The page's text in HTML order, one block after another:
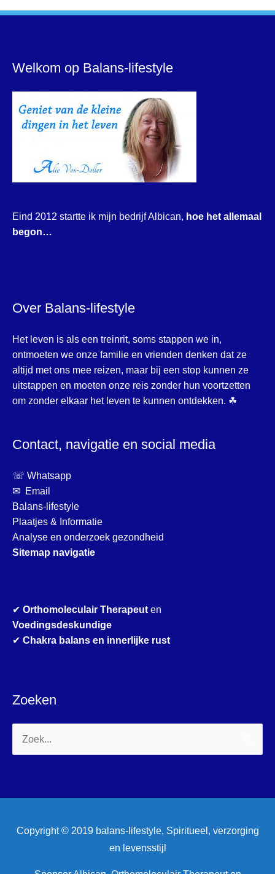
Welkom op Balans-lifestyle
Eind 2012 startte ik mijn bedrijf Albican, hoe het allemaal
begon…
Over Balans-lifestyle
Het leven is als een treinrit, soms stappen we in,
ontmoeten we onze familie en vrienden denken dat ze
altijd met ons mee reizen, maar bij een stop kunnen ze
uitstappen en moeten onze reis zonder hun voortzetten
om zonder elkaar het leven te kunnen ontdekken. ☘
Contact, navigatie en social media
☏ Whatsapp
✉ Email
Balans-lifestyle
Plaatjes & Informatie
Analyse en onderzoek gezondheid
Sitemap navigatie
✔ Orthomoleculair Therapeut en
Voedingsdeskundige
✔ Chakra balans en innerlijke rust
Zoeken
Zoek
naar:
Copyright © 2019 balans-lifestyle, Spiritueel, verzorging
en levensstijl